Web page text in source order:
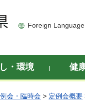
Foreign Language
・環境 健
会・臨時会 > 定例会概要